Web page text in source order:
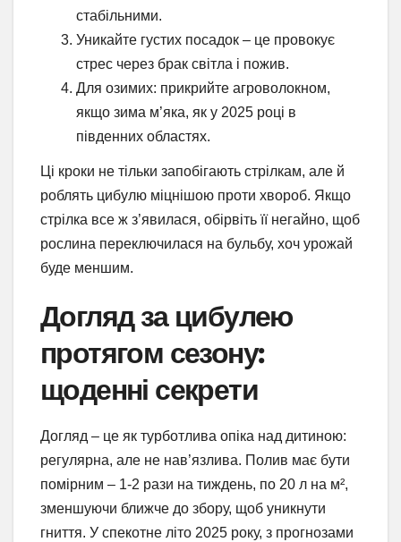
стабільними.
Уникайте густих посадок – це провокує
стрес через брак світла і пожив.
Для озимих: прикрийте агроволокном,
якщо зима м’яка, як у 2025 році в
південних областях.
Ці кроки не тільки запобігають стрілкам, але й
роблять цибулю міцнішою проти хвороб. Якщо
стрілка все ж з’явилася, обірвіть її негайно, щоб
рослина переключилася на бульбу, хоч урожай
буде меншим.
Догляд за цибулею
протягом сезону:
щоденні секрети
Догляд – це як турботлива опіка над дитиною:
регулярна, але не нав’язлива. Полив має бути
помірним – 1-2 рази на тиждень, по 20 л на м²,
зменшуючи ближче до збору, щоб уникнути
гниття. У спекотне літо 2025 року, з прогнозами